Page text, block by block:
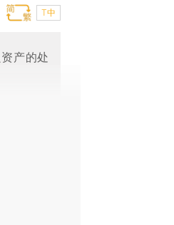
T中
产的处